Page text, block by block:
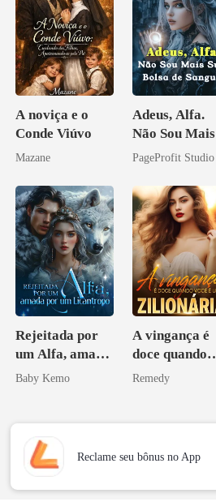
A noviça e o
Conde Viúvo
Mazane
Adeus, Alfa.
Não Sou Mais
Sua Bolsa de
PageProfit Studio
Rejeitada por
um Alfa, amada
por um
Baby Kemo
A vingança é
doce quando
você é uma
Remedy
Reclame seu bônus no App